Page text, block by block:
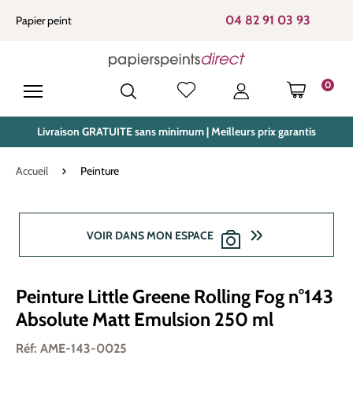
principal
Papier peint 04 82 91 03 93
0
LE
Livraison GRATUITE sans minimum | Meilleurs prix garantis
Accueil Peinture
VOIR DANS MON ESPACE
Peinture Little Greene Rolling Fog n°143
Absolute Matt Emulsion 250 ml
Réf: AME-143-0025